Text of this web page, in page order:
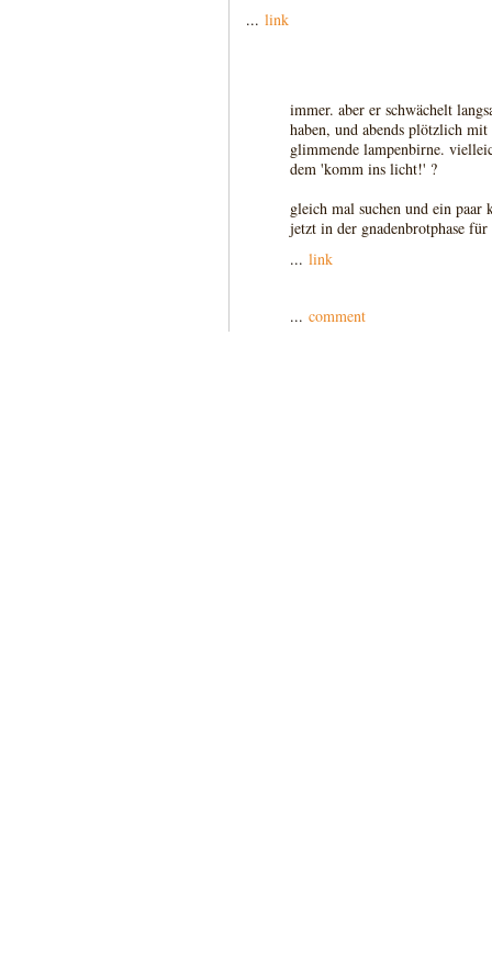
... link
immer. aber er schwächelt
haben, und abends plötzlich
glimmende lampenbirne.
dem 'komm ins licht!' ?
gleich mal suchen und ein
jetzt in der gnadenbrotphase
... link
... comment